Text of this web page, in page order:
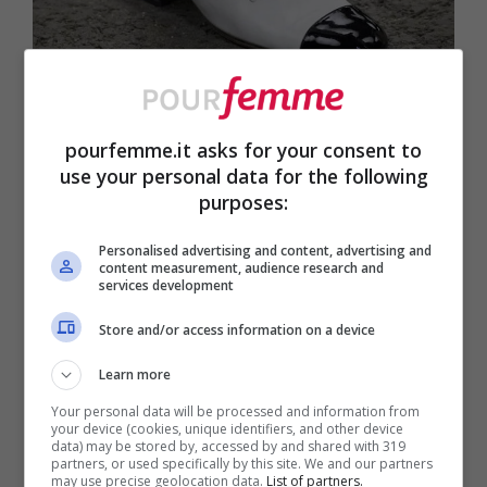
Comodi e soprattutto leggeri: questi sono gli stivaletti di
tendenza dell’estate – Pourfemme.it, foto Instagram
@chanelofficial
Pare che il modello ricorrente, già da
considerarsi in cima alla lista dei più
gettonatistivaletti estivi del 2023
caratterizzi per un gambale medio-alto, in
leggera pelle o ecopelle, adorni di lunghi
laccia salire lungo il polpaccio. La
silhouette è quella affusolata ed a punta,
pourfemme.it asks for your consent to
use your personal data for the following
purposes:
Personalised advertising and content, advertising and
content measurement, audience research and
services development
Store and/or access information on a device
Learn more
Your personal data will be processed and information from
your device (cookies, unique identifiers, and other device
data) may be stored by, accessed by and shared with 319
partners, or used specifically by this site. We and our partners
may use precise geolocation data. List of partners.